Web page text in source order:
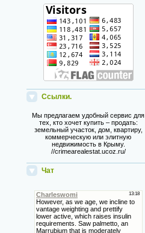
Ссылки.
Мы предлагаем удобный сервис для
тех, кто хочет купить – продать:
земельный участок, дом, квартиру,
коммерческую или элитную
недвижимость в Крыму.
//crimearealestat.ucoz.ru/
Чат